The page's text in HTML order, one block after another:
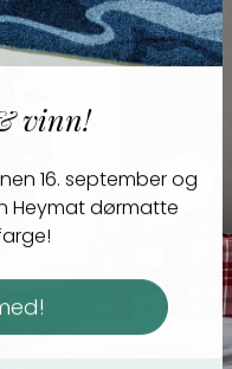
vinn!
16. september og
Heymat dørmatte